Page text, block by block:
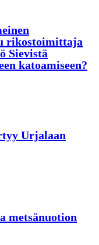
rikostoimittaja
Sievistä
katoamiseen?
Urjalaan
metsänuotion